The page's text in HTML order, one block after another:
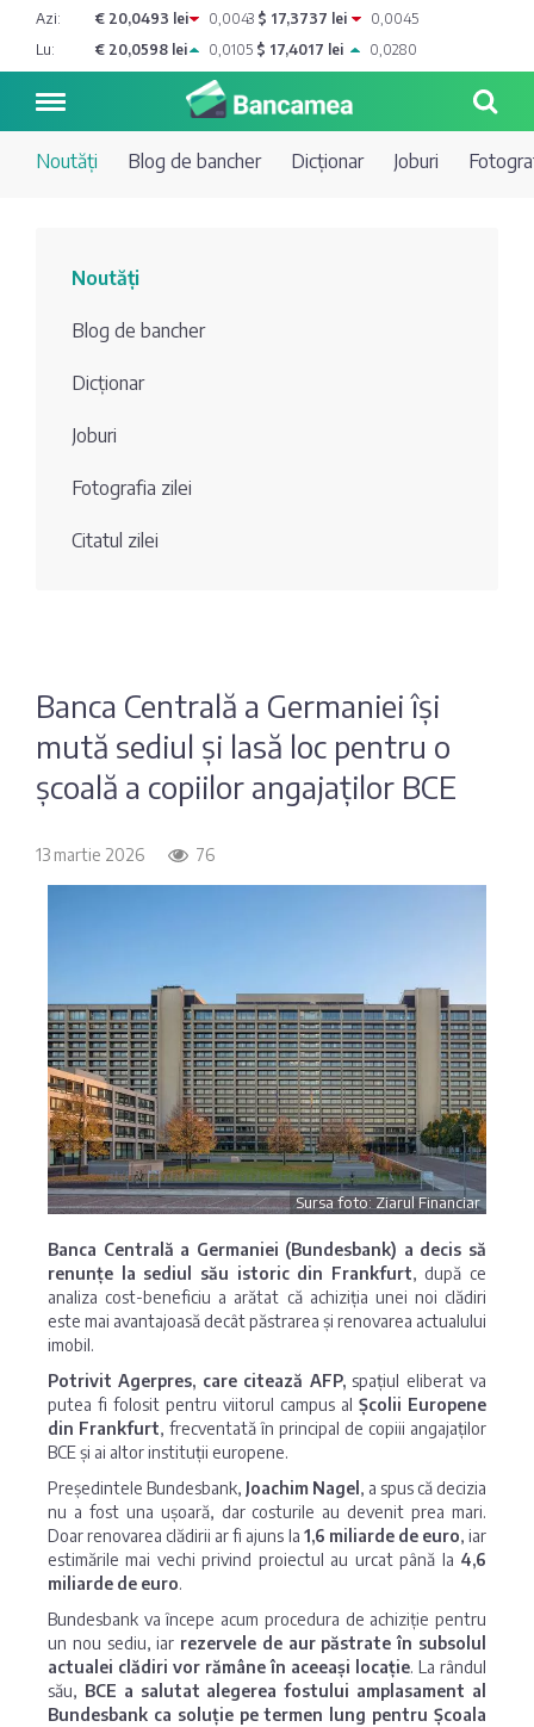
Azi: € 20,0493 lei 0,0043 $ 17,3737 lei
0,0045
Lu:
€ 20,0598 lei 0,0105 $ 17,4017 lei 0,0280
bancher
Joburi
Fotografia
Depozite
Comerțbank
Energbank
Maib
Moldindconbank
OTP Bank
Victoriabank
întrebare?
Sondaj
Noutăți Blog de bancher Dicționar Joburi
Noutăți
Blog de bancher
Dicționar
Joburi
Fotografia zilei
Citatul zilei
Banca Centrală a Germaniei își
mută sediul și lasă loc pentru o
școală a copiilor angajaților BCE
13 martie 2026 76
Sursa foto: Ziarul Financiar
Banca Centrală a Germaniei (Bundesbank) a decis să
renunțe la sediul său istoric din Frankfurt, după ce
analiza cost-beneficiu a arătat că achiziția unei noi clădiri
este mai avantajoasă decât păstrarea și renovarea actualului
imobil.
Potrivit Agerpres, care citează AFP,spațiul eliberat va
putea fi folosit pentru viitorul campus al Școlii Europene
din Frankfurt, frecventată în principal de copiii angajaților
BCE și ai altor instituții europene.
Președintele Bundesbank, Joachim Nagel , a spus că decizia
nu a fost una ușoară, dar costurile au devenit prea mari.
Doar renovarea clădirii ar fi ajuns la 1,6 miliarde de euro, iar
estimările mai vechi privind proiectul au urcat până la 4,6
miliarde de euro.
Bundesbank va începe acum procedura de achiziție pentru
un nou sediu, iar rezervele de aur păstrate în subsolul
actualei clădiri vor rămâne în aceeași locație. La rândul
său, BCE a salutat alegerea fostului amplasament al
Bundesbank ca soluție pe termen lung pentru Școala